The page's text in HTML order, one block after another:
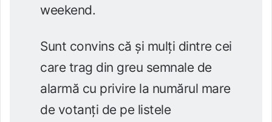
weekend.
Sunt convins că și mulți dintre cei
care trag din greu semnale de
alarmă cu privire la numărul mare
de votanți de pe listele